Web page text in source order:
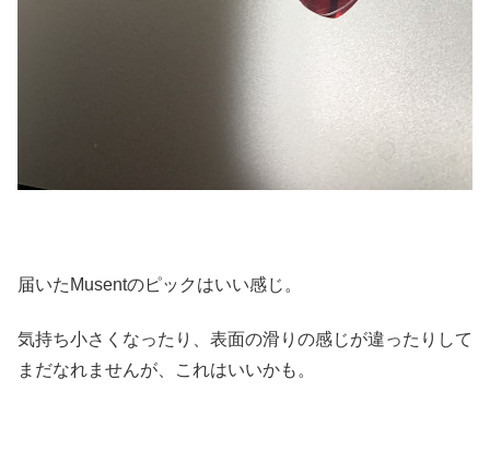
届いたMusentのピックはいい感じ。
気持ち小さくなったり、表面の滑りの感じが違ったりして
まだなれませんが、これはいいかも。